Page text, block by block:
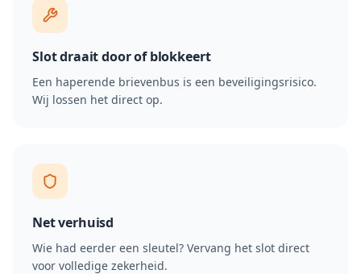
Slot draait door of blokkeert
Een haperende brievenbus is een beveiligingsrisico.
Wij lossen het direct op.
Net verhuisd
Wie had eerder een sleutel? Vervang het slot direct
voor volledige zekerheid.